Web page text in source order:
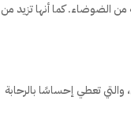
الضوضاء. كما أنها تزيد من
والتي تعطي إحساسًا بالرحابة